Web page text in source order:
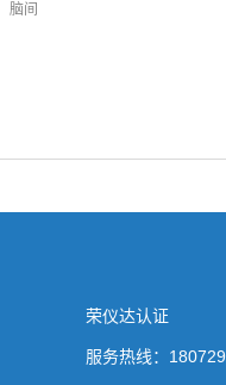
脑间
荣仪达认证
服务热线：